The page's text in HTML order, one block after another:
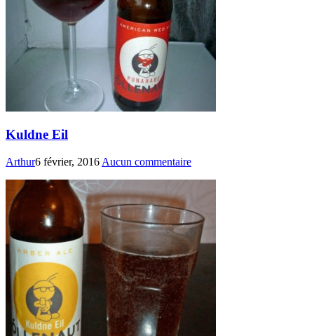
Kuldne Eil
Arthur6 février, 2016 Aucun commentaire